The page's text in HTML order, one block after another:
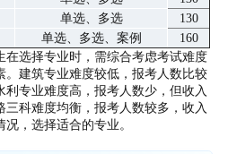
单选、多选
130
单选、多选、案例
160
在选择专业时，需综合考虑考试难度
。建筑专业难度较低，报考人数比较
专业难度高，报考人数少，但收入
科难度均衡，报考人数较多，收入
，选择适合的专业。